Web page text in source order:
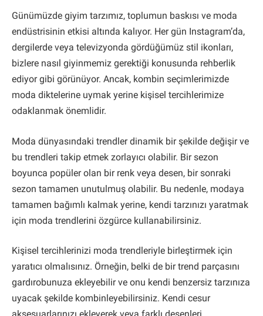
Günümüzde giyim tarzımız, toplumun baskısı ve moda
endüstrisinin etkisi altında kalıyor. Her gün Instagram’da,
dergilerde veya televizyonda gördüğümüz stil ikonları,
bizlere nasıl giyinmemiz gerektiği konusunda rehberlik
ediyor gibi görünüyor. Ancak, kombin seçimlerimizde
moda diktelerine uymak yerine kişisel tercihlerimize
odaklanmak önemlidir.
Moda dünyasındaki trendler dinamik bir şekilde değişir ve
bu trendleri takip etmek zorlayıcı olabilir. Bir sezon
boyunca popüler olan bir renk veya desen, bir sonraki
sezon tamamen unutulmuş olabilir. Bu nedenle, modaya
tamamen bağımlı kalmak yerine, kendi tarzınızı yaratmak
için moda trendlerini özgürce kullanabilirsiniz.
Kişisel tercihlerinizi moda trendleriyle birleştirmek için
yaratıcı olmalısınız. Örneğin, belki de bir trend parçasını
gardırobunuza ekleyebilir ve onu kendi benzersiz tarzınıza
uyacak şekilde kombinleyebilirsiniz. Kendi cesur